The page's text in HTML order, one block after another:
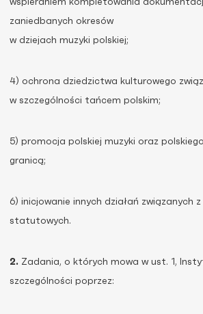
wspieraniem kompletowania
zaniedbanych okresów
w dziejach muzyki polskiej;
4) ochrona dziedzictwa kulturowego
w szczególności tańcem polskim;
5) promocja polskiej muzyki oraz
granicą;
6) inicjowanie innych działań związanych
statutowych.
2. Zadania, o których mowa w ust. 1,
szczególności poprzez: